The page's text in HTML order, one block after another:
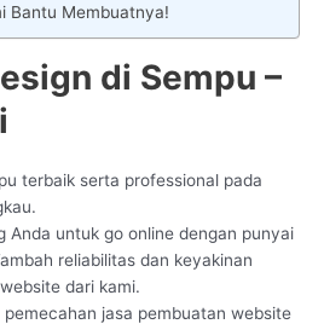
Bantu Membuatnya!
di Sempu –
terbaik serta professional pada
Anda untuk go online dengan punyai
reliabilitas dan keyakinan
dari kami.
pemecahan jasa pembuatan website